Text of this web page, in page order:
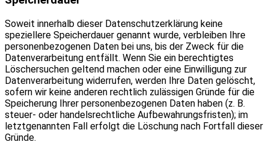
Soweit innerhalb dieser Datenschutzerklärung keine
speziellere Speicherdauer genannt wurde, verbleiben Ihre
personenbezogenen Daten bei uns, bis der Zweck für die
Datenverarbeitung entfällt. Wenn Sie ein berechtigtes
Löschersuchen geltend machen oder eine Einwilligung zur
Datenverarbeitung widerrufen, werden Ihre Daten gelöscht,
sofern wir keine anderen rechtlich zulässigen Gründe für die
Speicherung Ihrer personenbezogenen Daten haben (z. B.
steuer- oder handelsrechtliche Aufbewahrungsfristen); im
letztgenannten Fall erfolgt die Löschung nach Fortfall dieser
Gründe.